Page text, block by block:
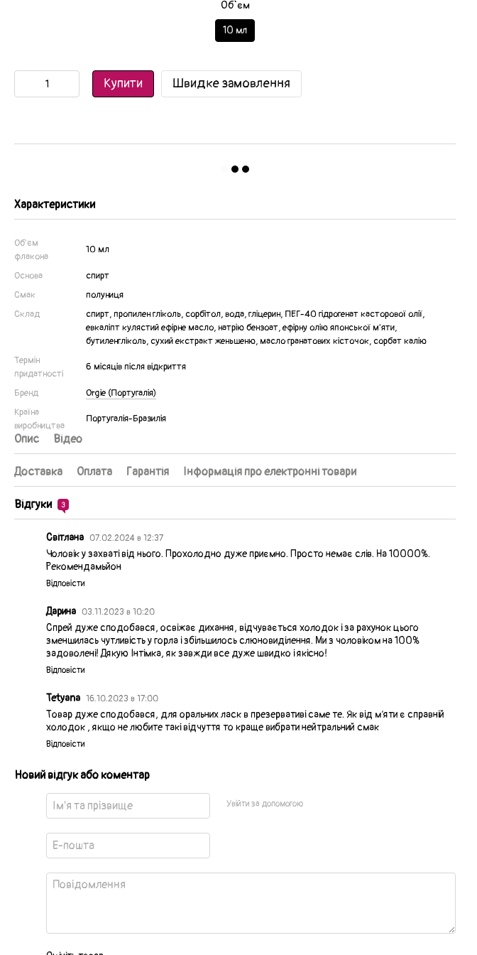
Об`єм
10 мл
Купити Швидке замовлення
Характеристики
Об'єм
флакона
10 мл
Основа
спирт
Смак
полуниця
Склад
спирт, пропилен гліколь, сорбітол, вода, гліцерин, ПЕГ-40 гідрогенат касторової олії,
евкаліпт кулястий ефірне масло, натрію бензоат, ефірну олію японської м'яти,
бутиленгліколь, сухий екстракт женьшеню, масло гранатових кісточок, сорбат калію
Термін
придатності
6 місяців після відкриття
Бренд
Orgie (Португалія)
Країна
виробництва
Португалія-Бразилія
Опис Відео
Доставка Оплата Гарантія Інформація про електронні товари
Відгуки 3
Світлана 07.02.2024 в 12:37
Чоловік у захваті від нього. Прохолодно дуже приємно. Просто немає слів. На 10000%.
Рекомендамьйон
Відповісти
Дарина 03.11.2023 в 10:20
Спрей дуже сподобався, освіжає дихання, відчувається холодок і за рахунок цього
зменшилась чутливість у горла і збільшилось слюновиділення. Ми з чоловіком на 100%
задоволені! Дякую Інтімка, як завжди все дуже швидко і якісно!
Відповісти
Tetyana 16.10.2023 в 17:00
Товар дуже сподобався, для оральних ласк в презервативі саме те. Як від мʼяти є справній
холодок , якщо не любите такі відчуття то краще вибрати нейтральний смак
Відповісти
Новий відгук або коментар
Увійти за допомогою